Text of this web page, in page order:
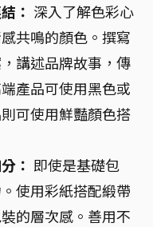
： 深入了解色彩心
共鳴的顏色。撰寫
講述品牌故事，傳
產品可使用黑色或
可使用鮮豔顏色搭
： 即使是基礎包
使用彩紙搭配緞帶
的層次感。善用不